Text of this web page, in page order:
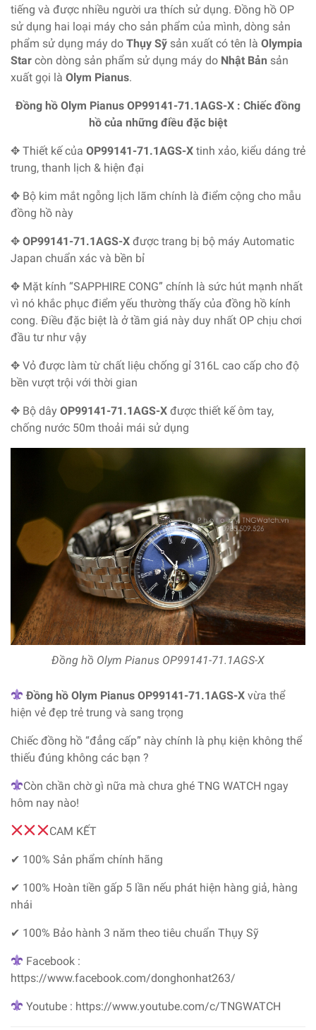
tiếng và được nhiều người ưa thích sử dụng. Đồng hồ OP
sử dụng hai loại máy cho sản phẩm của mình, dòng sản
phẩm sử dụng máy do Thụy Sỹ sản xuất có tên là Olympia
Star còn dòng sản phẩm sử dụng máy do Nhật Bản sản
xuất gọi là Olym Pianus.
Đồng hồ Olym Pianus OP99141-71.1AGS-X : Chiếc đồng
hồ của những điều đặc biệt
✥ Thiết kế của OP99141-71.1AGS-X tinh xảo, kiểu dáng trẻ
trung, thanh lịch & hiện đại
✥ Bộ kim mắt ngỗng lịch lãm chính là điểm cộng cho mẫu
đồng hồ này
✥ OP99141-71.1AGS-X được trang bị bộ máy Automatic
Japan chuẩn xác và bền bỉ
✥ Mặt kính “SAPPHIRE CONG” chính là sức hút mạnh nhất
vì nó khắc phục điểm yếu thường thấy của đồng hồ kính
cong. Điều đặc biệt là ở tầm giá này duy nhất OP chịu chơi
đầu tư như vậy
✥ Vỏ được làm từ chất liệu chống gỉ 316L cao cấp cho độ
bền vượt trội với thời gian
✥ Bộ dây OP99141-71.1AGS-X được thiết kế ôm tay,
chống nước 50m thoải mái sử dụng
Đồng hồ Olym Pianus OP99141-71.1AGS-X
Đồng hồ Olym Pianus OP99141-71.1AGS-X vừa thể
hiện vẻ đẹp trẻ trung và sang trọng
Chiếc đồng hồ “đẳng cấp” này chính là phụ kiện không thể
thiếu đúng không các bạn ?
Còn chần chờ gì nữa mà chưa ghé TNG WATCH ngay
hôm nay nào!
CAM KẾT
✔ 100% Sản phẩm chính hãng
✔ 100% Hoàn tiền gấp 5 lần nếu phát hiện hàng giả, hàng
nhái
✔ 100% Bảo hành 3 năm theo tiêu chuẩn Thụy Sỹ
Facebook :
https://www.facebook.com/donghonhat263/
Youtube : https://www.youtube.com/c/TNGWATCH